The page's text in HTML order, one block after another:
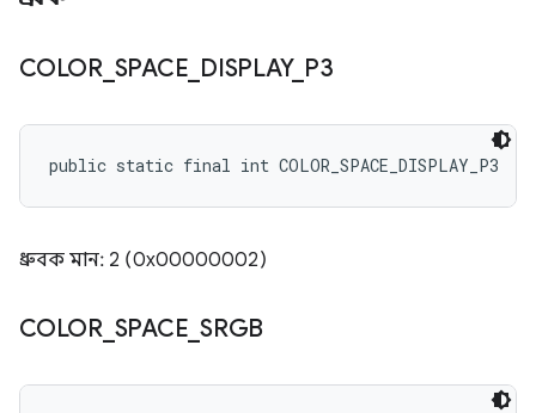
COLOR_ SPACE DISPLAY_ P3
public static final int COLOR_SPACE_DISPLAY_P3
ধ্রুবক মান: 2 (0x00000002)
COLOR_ SPACE SRGB